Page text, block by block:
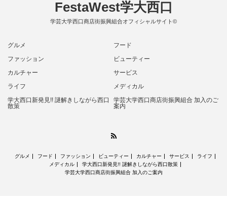
FestaWest学大西口
学芸大学西口商店街振興組合オフィシャルサイト©
グルメ
フード
ファッション
ビューティー
カルチャー
サービス
ライフ
メディカル
学大西口新発見!! 謎解きしながら西口
散策
学芸大学西口商店街振興組合 加入のご
案内
グルメ フード ファッション ビューティー カルチャー サービス
ライフ
メディカル
学大西口新発見!! 謎解きしながら西口散策
学芸大学西口商店街振興組合 加入のご案内